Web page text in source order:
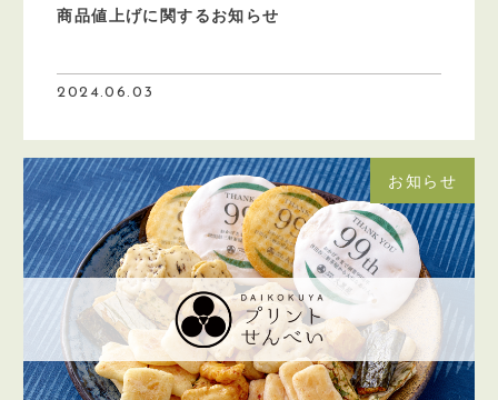
商品値上げに関するお知らせ
2024.06.03
お知らせ